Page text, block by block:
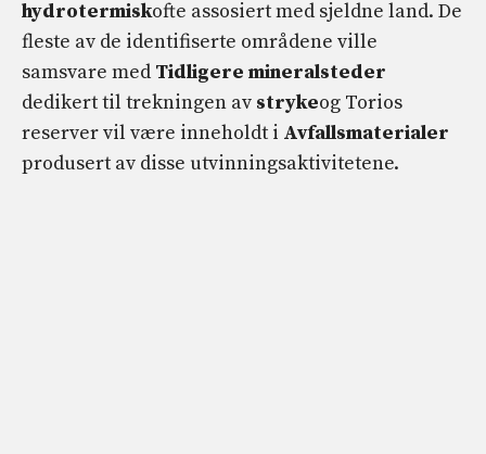
hydrotermiskofte assosiert med sjeldne land. De
fleste av de identifiserte områdene ville
samsvare med Tidligere mineralsteder
dedikert til trekningen av strykeog Torios
reserver vil være inneholdt i Avfallsmaterialer
produsert av disse utvinningsaktivitetene.